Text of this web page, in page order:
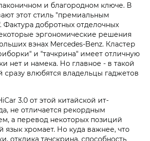
и благородном ключе. В
этот стиль "премиальным
добротных отделочных
эргономические решения
вэнах Mercedes-Benz. Кластер
и "тачкрина" имеет отличную
нет и намека. Но главное - в такой
сразу влюбятся владельцы гаджетов
3.0 от этой китайской ит-
не отличается рекордным
а перевод некоторых позиций
язык хромает. Но куда важнее, что
отклика тачскрина, способность